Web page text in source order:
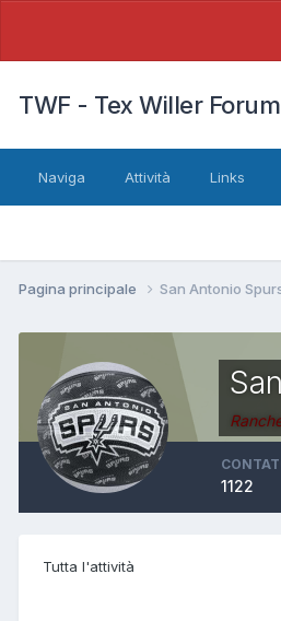
TWF - Tex Willer Forum
Naviga Attività Links
Pagina principale San Antonio
1122
Tutta l'attività